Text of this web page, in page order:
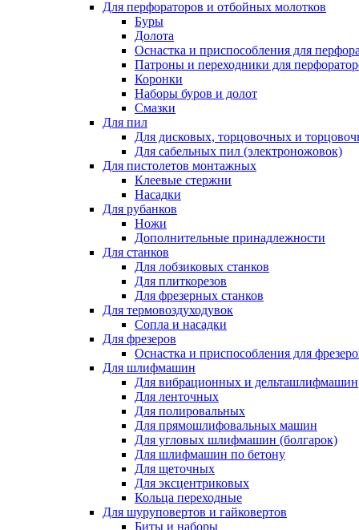
Для перфораторов и отбойных молотков
Буры
Долота
Оснастка и приспособления для
Патроны и переходники для
Коронки
Наборы буров и долот
Смазки
Для пил
Для дисковых, торцовочных и
Для сабельных пил (электроножовок)
Для пистолетов монтажных
Клеевые стержни
Насадки
Для рубанков
Ножи
Дополнительные принадлежности
Для станков
Для лобзиковых станков
Для плиткорезов
Для фрезерных станков
Для термовоздуходувок
Сопла и насадки
Для фрезеров
Оснастка и приспособления для
Для шлифмашин
Для вибрационных и дельташлифмашин
Для ленточных
Для полировальных
Для прямошлифовальных машин
Для угловых шлифмашин (болгарок)
Для шлифмашин по бетону
Для щеточных
Для эксцентриковых
Кольца переходные
Для шуруповертов и гайковертов
Биты и наборы